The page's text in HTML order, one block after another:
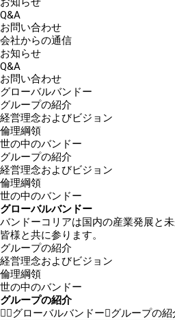
Q&A
お問い合わせ
会社からの通信
お知らせ
Q&A
お問い合わせ
グローバルバンドー
グループの紹介
経営理念およびビジョン
倫理綱領
世の中のバンドー
グループの紹介
経営理念およびビジョン
倫理綱領
世の中のバンドー
グローバルバンドー
バンドーコリアは国内の産業発展と
皆様と共に参ります。
グループの紹介
経営理念およびビジョン
倫理綱領
世の中のバンドー
グループの紹介
グローバルバンドー
グループの紹